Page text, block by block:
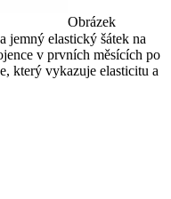
Obrázek
jemný elastický šátek na
v prvních měsících po
který vykazuje elasticitu a